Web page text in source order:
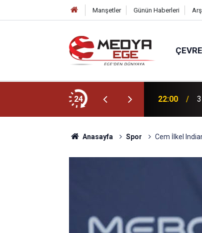
Manşetler Günün Haberleri
ÇEVRE
24 22:00
Anasayfa Spor Cem İlkel